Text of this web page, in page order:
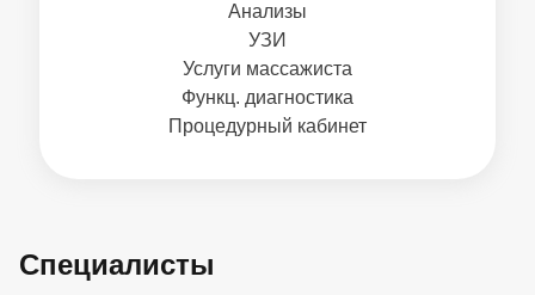
Анализы
УЗИ
Услуги массажиста
Функц. диагностика
Процедурный кабинет
Специалисты